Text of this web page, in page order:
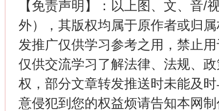
【免责声明】：以上图、文、音/
外），其版权均属于原作者或归
发推广仅供学习参考之用，禁止
仅供交流学习了解法律、法规、
权，部分文章转发推送时未能及
意侵犯到您的权益烦请告知本网